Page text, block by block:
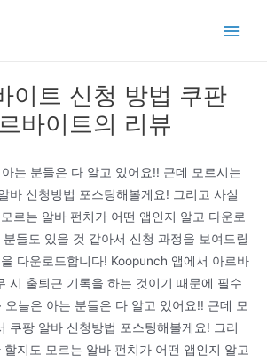
이트 신청 방법 쿠판
바이트의 리뷰
는 분들은 다 알고 있어요!! 근데 모르시는
바 신청방법 포스팅해볼게요! 그리고 사실
르는 알바 펀치가 어떤 앱인지 알고 다운로
들도 있을 것 같아서 신청 과정을 보여드릴
다운로드합니다! Koopunch 앱에서 아르바
시 출퇴근 기록을 하는 것이기 때문에 필수
오늘은 아는 분들은 다 알고 있어요!! 근데 모
쿠팡 알바 신청방법 포스팅해볼게요! 그리
할지도 모르는 알바 펀치가 어떤 앱인지 알고